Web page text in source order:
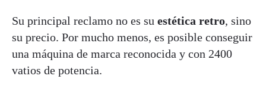
Su principal reclamo no es su estética retro, sino
su precio. Por mucho menos, es posible conseguir
una máquina de marca reconocida y con 2400
vatios de potencia.